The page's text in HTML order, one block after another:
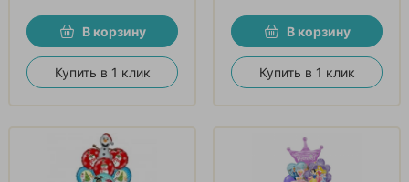
В корзину
Купить в 1 клик
В корзину
Купить в 1 клик